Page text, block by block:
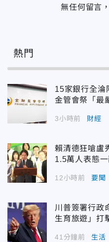
無任何留言
熱門
15家銀行全
金管會祭「最
3小時前 財經
賴清德狂嗆盧
1.5萬人表態一
12小時前 要聞
川普簽署行政
生育旅遊」打
41分鐘前 生活